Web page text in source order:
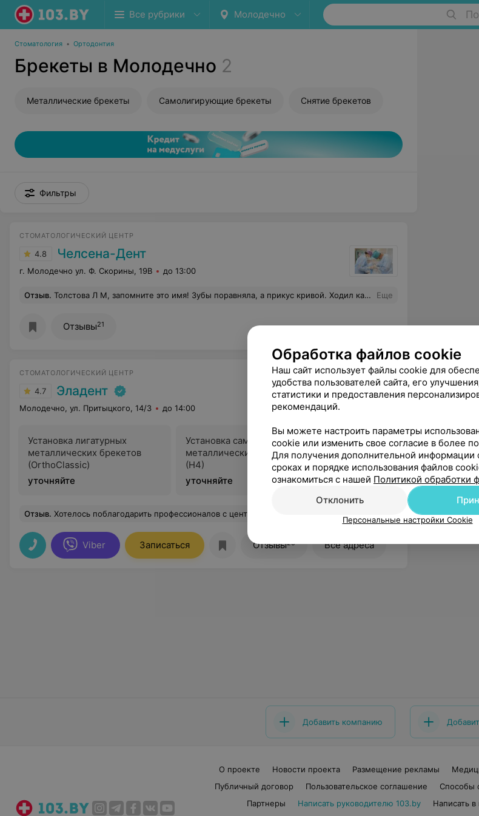
Все рубрики Молодечно
Стоматология • Ортодонтия
Брекеты в Молодечно 2
Металлические брекеты Самолигирующие брекеты Снятие брекетов
Фильтры
СТОМАТОЛОГИЧЕСКИЙ ЦЕНТР
4.8 Челсена-Дент
г. Молодечно ул. Ф. Скорины, 19В до 13:00
Отзыв. Толстова Л М, запомните это имя! Зубы поравняла, а прикус кривой. Ходил как по часам, она ВИДЕЛА что начинал развиваться кариес в таких ситуациях снимают брекеты, залечивают кариес и фторируют, НО если у врача злой умысел, то этого видно не будет. По итогу когда пришло время снимать, а точнее срочно лечить зубы, услышал только то что, надо лучше было чистить зубы и самое гадкое что она к СЕБЕ хотела записать на приём, не практикующему лечение кариес ортодонту, что бы заработать. Схема проста: ставим брекеты>пациенту молчим что у него там развивается кариес>зарабатываем деньги. У меня было 13 кариесов, она предварительно насчитала 1000 рублей, дело было в 2016 году. Недавно ходил к на приём из-за ретейнера, откололась пломба, так она сейчас ещё хуже видит, спрашивала ассистента "нормально там, посмотри?" и постоянно щурилась. Итог: прикус не исправили, дыра между верхней и нижней челюстью, можно язык просунуть. Моральные, физические и финансовые потери всё с чем столкнётесь в челсене. Еще
Отзывы21
СТОМАТОЛОГИЧЕСКИЙ ЦЕНТР
4.7 Эладент
Молодечно, ул. Притыцкого, 14/3 до 14:00
Установка лигатурных
металлических брекетов
(OrthoClassic)
уточняйте
Установка самолигирующих
металлических брекетов
(H4)
уточняйте
Установка самолигирующих
металлических брекетов
(Damon Q)
уточняйте
Отзыв. Хотелось поблагодарить профессионалов с центра Эладент, в частности, Евгения Николаевича. Установили 2 коронки, быстро, качественно, безболезненно. Порадовали современное оборудование и материалы, а также доброжелательность и улыбки не только специалистов, но и моя. Спасибо!
Viber Записаться Отзывы25 Все адреса
Добавить компанию
О проекте Новости проекта Размещение рекламы
Публичный договор
Пользовательское соглашение Способы
Партнеры
Написать руководителю 103.by
Написать
Обработка файлов cookie
Наш сайт использует файлы cookie для
удобства пользователей сайта, его
статистики и предоставления
рекомендаций.
Вы можете настроить параметры
cookie или изменить свое согласие в более
Для получения дополнительной информации
сроках и порядке использования файлов
ознакомиться с нашей Политикой обработки
Отклонить
Персональные настройки Cookie